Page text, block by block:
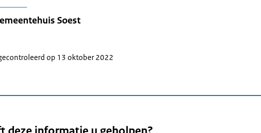
Soest
op 13 oktober 2022